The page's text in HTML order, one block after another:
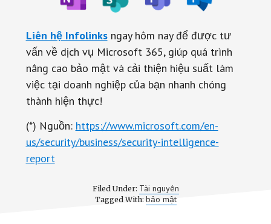
Liên hệ Infolinksngay hôm nay để được tư
vấn về dịch vụ Microsoft 365, giúp quá trình
nâng cao bảo mật và cải thiện hiệu suất làm
việc tại doanh nghiệp của bạn nhanh chóng
thành hiện thực!
(*) Nguồn: https://www.microsoft.com/en-
us/security/business/security-intelligence-
report
Filed Under: Tài nguyên
Tagged With: bảo mật